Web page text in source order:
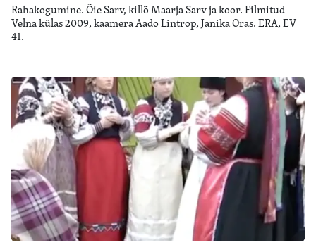
Rahakogumine. Õie Sarv, killõ Maarja Sarv ja koor. Filmitud
Velna külas 2009, kaamera Aado Lintrop, Janika Oras. ERA, EV
41.